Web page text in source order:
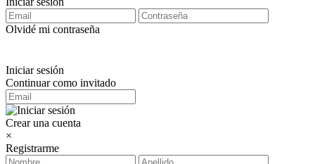
Olvidé mi contraseña
Iniciar sesión
Continuar como invitado
Crear una cuenta
×
Registrarme